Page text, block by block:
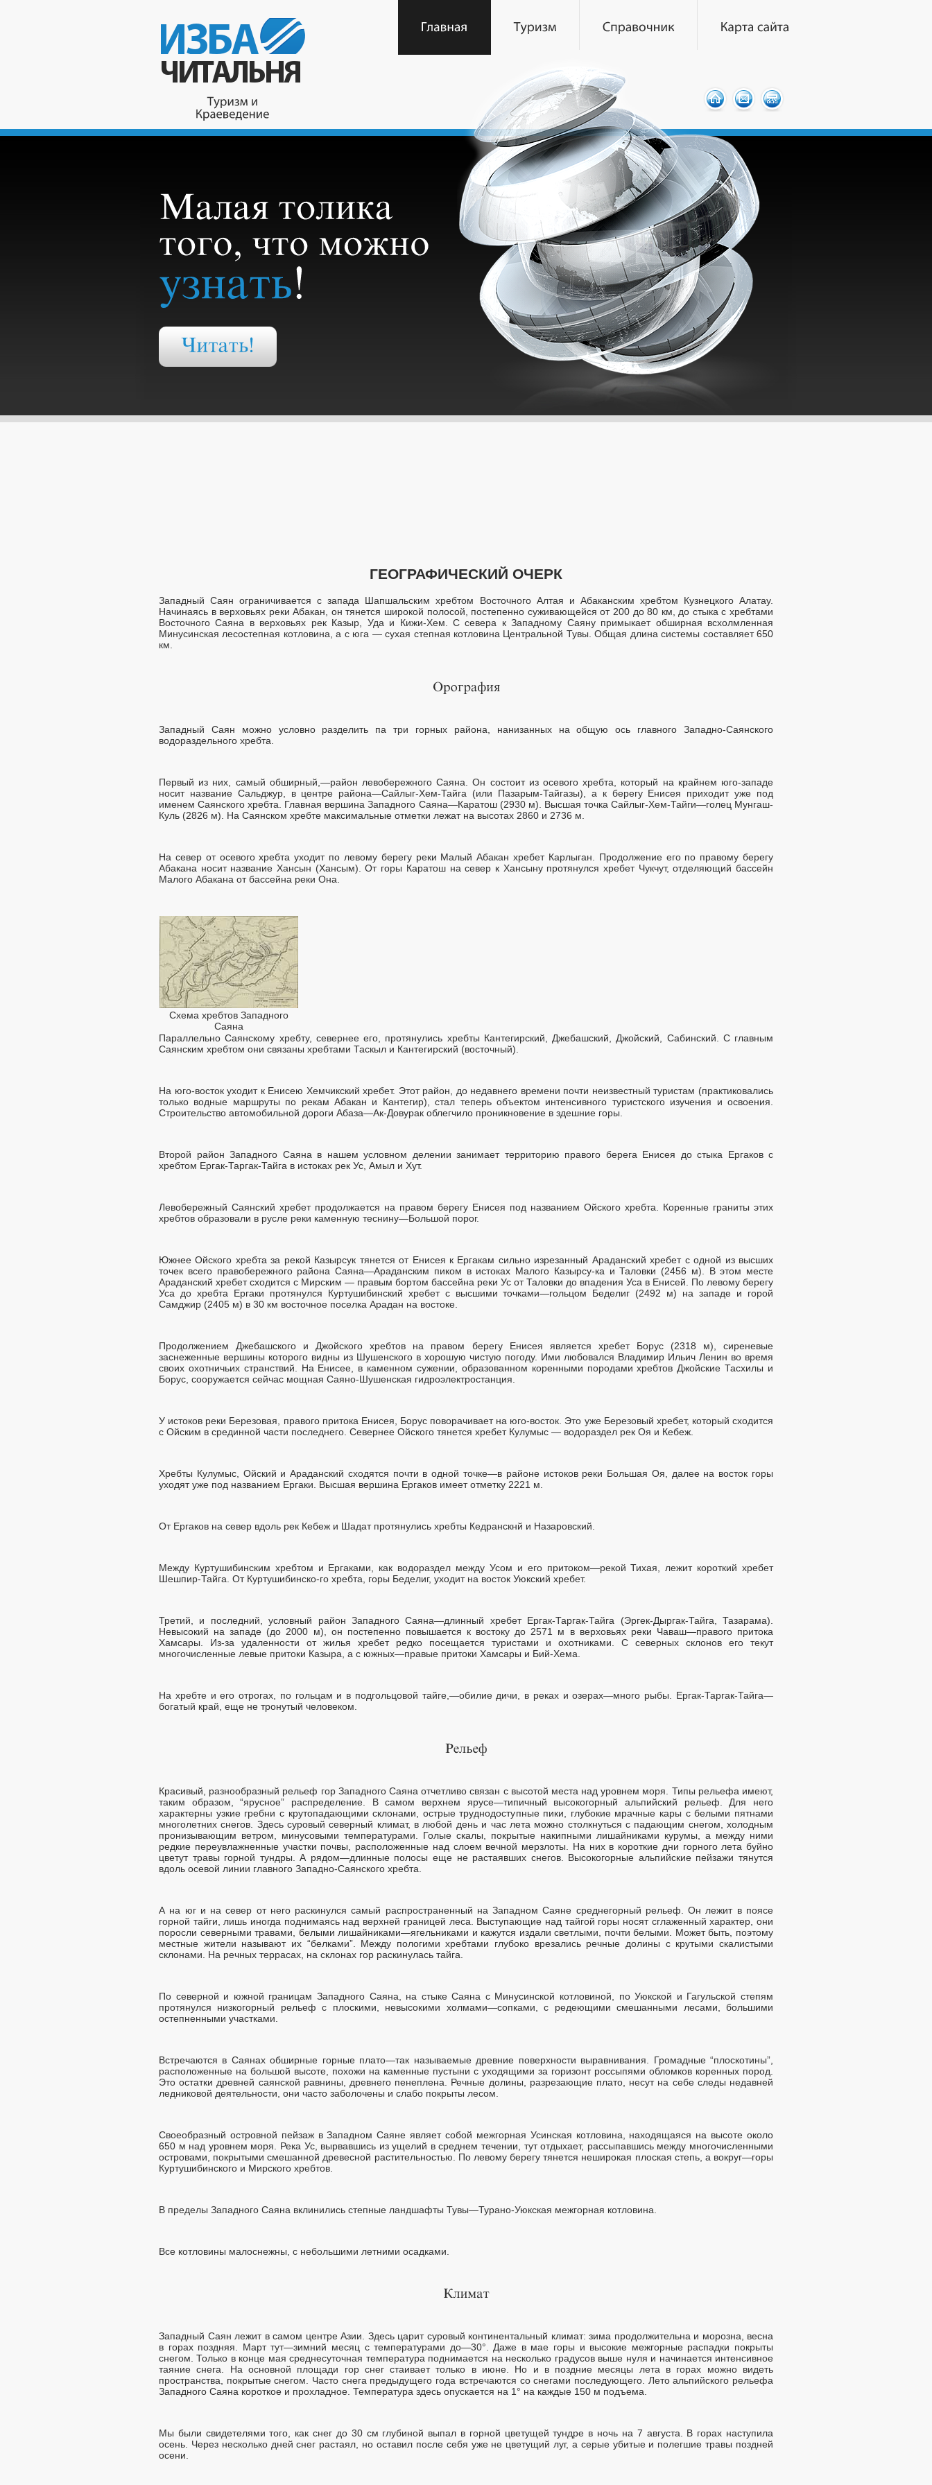
ГЕОГРАФИЧЕСКИЙ ОЧЕРК
Западный Саян ограничивается с запада Шапшальским хребтом Восточного Алтая и Абаканским хребтом Кузнецкого Алатау.
Начинаясь в верховьях реки Абакан, он тянется широкой полосой, постепенно суживающейся от 200 до 80 км, до стыка с хребтами
Восточного Саяна в верховьях рек Казыр, Уда и Кижи-Хем. С севера к Западному Саяну примыкает обширная всхолмленная
Минусинская лесостепная котловина, а с юга — сухая степная котловина Центральной Тувы. Общая длина системы составляет 650
км.
Западный Саян можно условно разделить па три горных района, нанизанных на общую ось главного Западно-Саянского
водораздельного хребта.
Первый из них, самый обширный,—район левобережного Саяна. Он состоит из осевого хребта, который на крайнем юго-западе
носит название Сальджур, в центре района—Сайлыг-Хем-Тайга (или Пазарым-Тайгазы), а к берегу Енисея приходит уже под
именем Саянского хребта. Главная вершина Западного Саяна—Каратош (2930 м). Высшая точка Сайлыг-Хем-Тайги—голец Мунгаш-
Куль (2826 м). На Саянском хребте максимальные отметки лежат на высотах 2860 и 2736 м.
На север от осевого хребта уходит по левому берегу реки Малый Абакан хребет Карлыган. Продолжение его по правому берегу
Абакана носит название Хансын (Хансым). От горы Каратош на север к Хансыну протянулся хребет Чукчут, отделяющий бассейн
Малого Абакана от бассейна реки Она.
Схема хребтов Западного
Саяна
Параллельно Саянскому хребту, севернее его, протянулись хребты Кантегирский, Джебашский, Джойский, Сабинский. С главным
Саянским хребтом они связаны хребтами Таскыл и Кантегирский (восточный).
На юго-восток уходит к Енисею Хемчикский хребет. Этот район, до недавнего времени почти неизвестный туристам (практиковались
только водные маршруты по рекам Абакан и Кантегир), стал теперь объектом интенсивного туристского изучения и освоения.
Строительство автомобильной дороги Абаза—Ак-Довурак облегчило проникновение в здешние горы.
Второй район Западного Саяна в нашем условном делении занимает территорию правого берега Енисея до стыка Ергаков с
хребтом Ергак-Таргак-Тайга в истоках рек Ус, Амыл и Хут.
Левобережный Саянский хребет продолжается на правом берегу Енисея под названием Ойского хребта. Коренные граниты этих
хребтов образовали в русле реки каменную теснину—Большой порог.
Южнее Ойского хребта за рекой Казырсук тянется от Енисея к Ергакам сильно изрезанный Араданский хребет с одной из высших
точек всего правобережного района Саяна—Араданским пиком в истоках Малого Казырсу-ка и Таловки (2456 м). В этом месте
Араданский хребет сходится с Мирским — правым бортом бассейна реки Ус от Таловки до впадения Уса в Енисей. По левому берегу
Уса до хребта Ергаки протянулся Куртушибинский хребет с высшими точками—гольцом Беделиг (2492 м) на западе и горой
Самджир (2405 м) в 30 км восточное поселка Арадан на востоке.
Продолжением Джебашского и Джойского хребтов на правом берегу Енисея является хребет Борус (2318 м), сиреневые
заснеженные вершины которого видны из Шушенского в хорошую чистую погоду. Ими любовался Владимир Ильич Ленин во время
своих охотничьих странствий. На Енисее, в каменном сужении, образованном коренными породами хребтов Джойские Тасхилы и
Борус, сооружается сейчас мощная Саяно-Шушенская гидроэлектростанция.
У истоков реки Березовая, правого притока Енисея, Борус поворачивает на юго-восток. Это уже Березовый хребет, который сходится
с Ойским в срединной части последнего. Севернее Ойского тянется хребет Кулумыс — водораздел рек Оя и Кебеж.
Хребты Кулумыс, Ойский и Араданский сходятся почти в одной точке—в районе истоков реки Большая Оя, далее на восток горы
уходят уже под названием Ергаки. Высшая вершина Ергаков имеет отметку 2221 м.
От Ергаков на север вдоль рек Кебеж и Шадат протянулись хребты Кедранскнй и Назаровский.
Между Куртушибинским хребтом и Ергаками, как водораздел между Усом и его притоком—рекой Тихая, лежит короткий хребет
Шешпир-Тайга. От Куртушибинско-го хребта, горы Беделиг, уходит на восток Уюкский хребет.
Третий, и последний, условный район Западного Саяна—длинный хребет Ергак-Таргак-Тайга (Эргек-Дыргак-Тайга, Тазарама).
Невысокий на западе (до 2000 м), он постепенно повышается к востоку до 2571 м в верховьях реки Чаваш—правого притока
Хамсары. Из-за удаленности от жилья хребет редко посещается туристами и охотниками. С северных склонов его текут
многочисленные левые притоки Казыра, а с южных—правые притоки Хамсары и Бий-Хема.
На хребте и его отрогах, по гольцам и в подгольцовой тайге,—обилие дичи, в реках и озерах—много рыбы. Ергак-Таргак-Тайга—
богатый край, еще не тронутый человеком.
Красивый, разнообразный рельеф гор Западного Саяна отчетливо связан с высотой места над уровнем моря. Типы рельефа имеют,
таким образом, “ярусное” распределение. В самом верхнем ярусе—типичный высокогорный альпийский рельеф. Для него
характерны узкие гребни с крутопадающими склонами, острые труднодоступные пики, глубокие мрачные кары с белыми пятнами
многолетних снегов. Здесь суровый северный климат, в любой день и час лета можно столкнуться с падающим снегом, холодным
пронизывающим ветром, минусовыми температурами. Голые скалы, покрытые накипными лишайниками курумы, а между ними
редкие переувлажненные участки почвы, расположенные над слоем вечной мерзлоты. На них в короткие дни горного лета буйно
цветут травы горной тундры. А рядом—длинные полосы еще не растаявших снегов. Высокогорные альпийские пейзажи тянутся
вдоль осевой линии главного Западно-Саянского хребта.
А на юг и на север от него раскинулся самый распространенный на Западном Саяне среднегорный рельеф. Он лежит в поясе
горной тайги, лишь иногда поднимаясь над верхней границей леса. Выступающие над тайгой горы носят сглаженный характер, они
поросли северными травами, белыми лишайниками—ягельниками и кажутся издали светлыми, почти белыми. Может быть, поэтому
местные жители называют их “белками”. Между пологими хребтами глубоко врезались речные долины с крутыми скалистыми
склонами. На речных террасах, на склонах гор раскинулась тайга.
По северной и южной границам Западного Саяна, на стыке Саяна с Минусинской котловиной, по Уюкской и Гагульской степям
протянулся низкогорный рельеф с плоскими, невысокими холмами—сопками, с редеющими смешанными лесами, большими
остепненными участками.
Встречаются в Саянах обширные горные плато—так называемые древние поверхности выравнивания. Громадные “плоскотины”,
расположенные на большой высоте, похожи на каменные пустыни с уходящими за горизонт россыпями обломков коренных пород.
Это остатки древней саянской равнины, древнего пенеплена. Речные долины, разрезающие плато, несут на себе следы недавней
ледниковой деятельности, они часто заболочены и слабо покрыты лесом.
Своеобразный островной пейзаж в Западном Саяне являет собой межгорная Усинская котловина, находящаяся на высоте около
650 м над уровнем моря. Река Ус, вырвавшись из ущелий в среднем течении, тут отдыхает, рассыпавшись между многочисленными
островами, покрытыми смешанной древесной растительностью. По левому берегу тянется неширокая плоская степь, а вокруг—горы
Куртушибинского и Мирского хребтов.
В пределы Западного Саяна вклинились степные ландшафты Тувы—Турано-Уюкская межгорная котловина.
Все котловины малоснежны, с небольшими летними осадками.
Западный Саян лежит в самом центре Азии. Здесь царит суровый континентальный климат: зима продолжительна и морозна, весна
в горах поздняя. Март тут—зимний месяц с температурами до—30°. Даже в мае горы и высокие межгорные распадки покрыты
снегом. Только в конце мая среднесуточная температура поднимается на несколько градусов выше нуля и начинается интенсивное
таяние снега. На основной площади гор снег стаивает только в июне. Но и в поздние месяцы лета в горах можно видеть
пространства, покрытые снегом. Часто снега предыдущего года встречаются со снегами последующего. Лето альпийского рельефа
Западного Саяна короткое и прохладное. Температура здесь опускается на 1° на каждые 150 м подъема.
Мы были свидетелями того, как снег до 30 см глубиной выпал в горной цветущей тундре в ночь на 7 августа. В горах наступила
осень. Через несколько дней снег растаял, но оставил после себя уже не цветущий луг, а серые убитые и полегшие травы поздней
осени.